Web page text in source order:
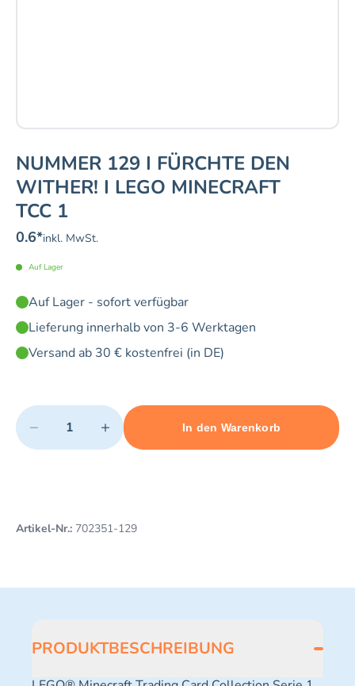
NUMMER 129 I FÜRCHTE DEN
WITHER! I LEGO MINECRAFT
TCC 1
0.6*inkl. MwSt.
Auf Lager
Auf Lager - sofort verfügbar
Lieferung innerhalb von 3-6 Werktagen
Versand ab 30 € kostenfrei (in DE)
Quantity
− +
Minimum quantity: 1 Maximum quantity: 3
In den Warenkorb
Add 1 item to cart
Artikel-Nr.: 702351-129
PRODUKTBESCHREIBUNG